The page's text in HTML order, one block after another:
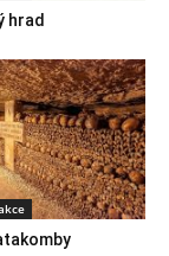
hrad